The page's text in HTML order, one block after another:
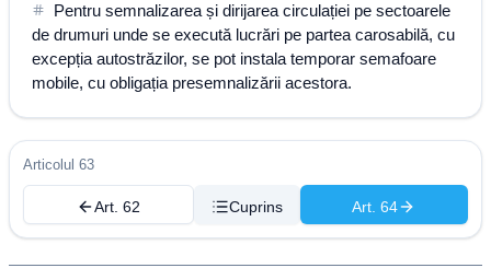
Pentru semnalizarea și dirijarea circulației pe sectoarele
de drumuri unde se execută lucrări pe partea carosabilă, cu
excepția autostrăzilor, se pot instala temporar semafoare
mobile, cu obligația presemnalizării acestora.
Articolul 63
Art. 62 Cuprins Art. 64